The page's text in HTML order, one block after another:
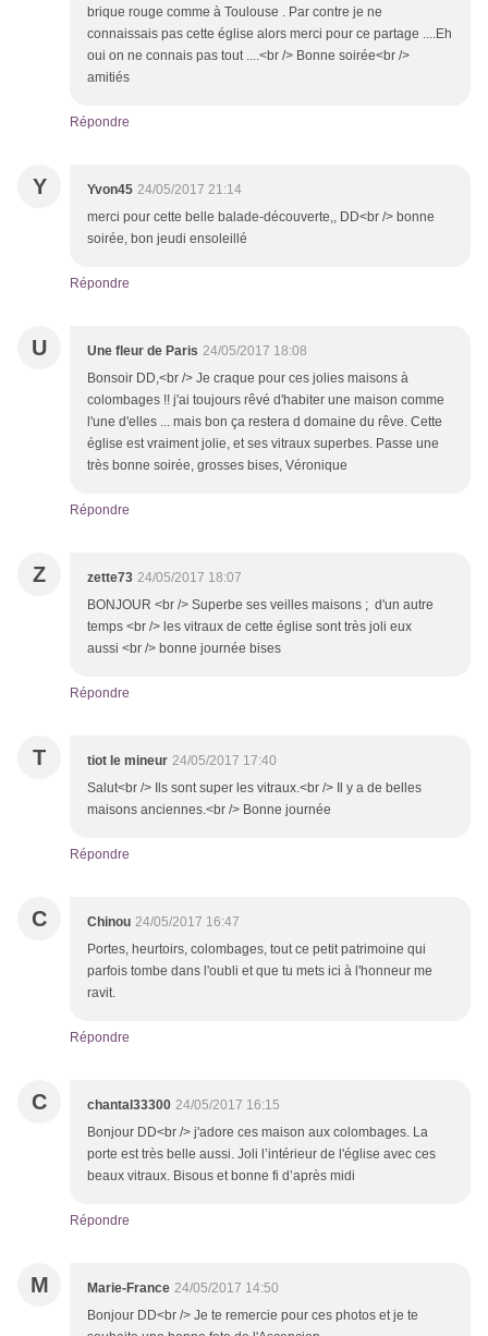
brique rouge comme à Toulouse . Par contre je ne
connaissais pas cette église alors merci pour ce partage ....Eh
oui on ne connais pas tout ....<br /> Bonne soirée<br />
amitiés
Répondre
Y Yvon45 24/05/2017 21:14
merci pour cette belle balade-découverte,, DD<br /> bonne
soirée, bon jeudi ensoleillé
Répondre
U Une fleur de Paris 24/05/2017 18:08
Bonsoir DD,<br /> Je craque pour ces jolies maisons à
colombages !! j'ai toujours rêvé d'habiter une maison comme
l'une d'elles ... mais bon ça restera d domaine du rêve. Cette
église est vraiment jolie, et ses vitraux superbes. Passe une
très bonne soirée, grosses bises, Véronique
Répondre
Z zette73 24/05/2017 18:07
BONJOUR <br /> Superbe ses veilles maisons ; d'un autre
temps <br /> les vitraux de cette église sont très joli eux
aussi <br /> bonne journée bises
Répondre
T tiot le mineur 24/05/2017 17:40
Salut<br /> Ils sont super les vitraux.<br /> Il y a de belles
maisons anciennes.<br /> Bonne journée
Répondre
C Chinou 24/05/2017 16:47
Portes, heurtoirs, colombages, tout ce petit patrimoine qui
parfois tombe dans l'oubli et que tu mets ici à l'honneur me
ravit.
Répondre
C chantal33300 24/05/2017 16:15
Bonjour DD<br /> j'adore ces maison aux colombages. La
porte est très belle aussi. Joli l’intérieur de l'église avec ces
beaux vitraux. Bisous et bonne fi d’après midi
Répondre
M Marie-France 24/05/2017 14:50
Bonjour DD<br /> Je te remercie pour ces photos et je te